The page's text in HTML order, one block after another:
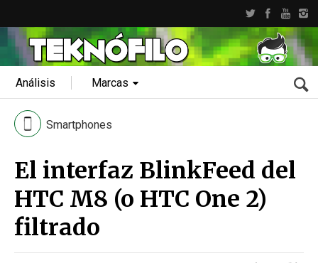
Análisis Marcas
Smartphones
El interfaz BlinkFeed del
HTC M8 (o HTC One 2)
filtrado